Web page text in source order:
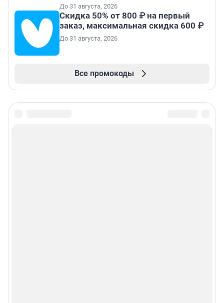
До 31 августа, 2026
Скидка 50% от 800 ₽ на первый
заказ, максимальная скидка 600 ₽
До 31 августа, 2026
Все промокоды